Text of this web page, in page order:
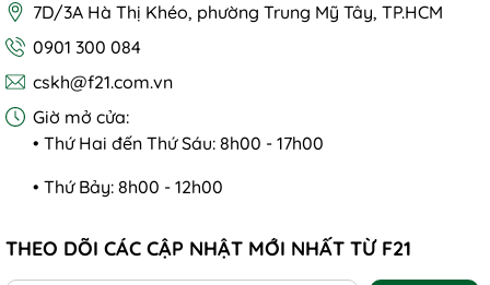
7D/3A Hà Thị Khéo, phường Trung Mỹ Tây, TP.HCM
0901 300 084
cskh@f21.com.vn
Giờ mở cửa:
• Thứ Hai đến Thứ Sáu: 8h00 - 17h00
• Thứ Bảy: 8h00 - 12h00
THEO DÕI CÁC CẬP NHẬT MỚI NHẤT TỪ F21